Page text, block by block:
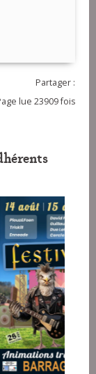
Partager :
lue 23909 fois